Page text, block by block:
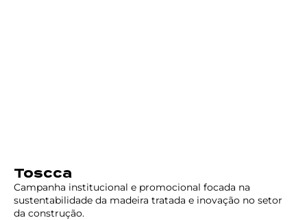
Toscca
Campanha institucional e promocional focada na
sustentabilidade da madeira tratada e inovação no setor
da construção.